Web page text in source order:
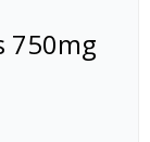
750mg